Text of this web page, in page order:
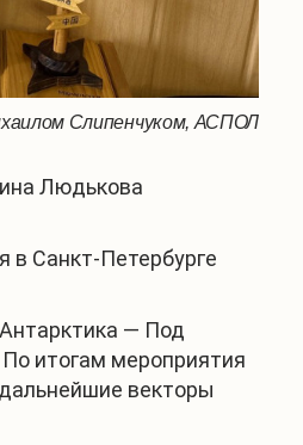
Слипенчуком, АСПОЛ
Людькова
в Санкт-Петербурге
— Под
итогам мероприятия
векторы